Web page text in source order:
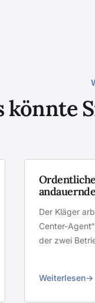
könnte
Der Kläger
Center-
der zwei
Weiterlesen